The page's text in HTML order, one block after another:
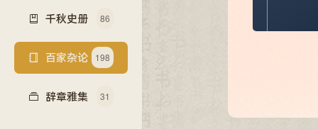
千秋史册 86
百家杂论 198
辞章雅集 31